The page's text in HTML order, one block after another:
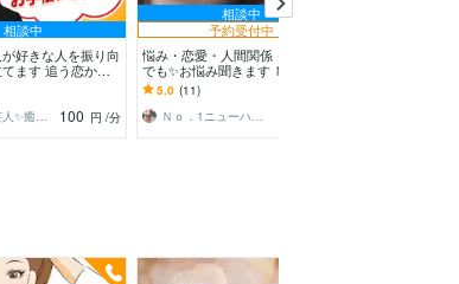
相談中
好きな人を振り向
ます 追う恋から
好きな人を本命に
室✨
元お笑い芸人✨癒しの傾聴者 多聞（たもん
100 円 /分
相談中
予約受付中
悩み・恋愛・人間関係・愚痴・何
でも✨お悩み聞きます Ｎｏ．1ニ
ューハーフがお手伝いします♡あ
なたに寄り添います✨
5.0 (11)
Ｎｏ．1ニューハーフとお話ししましょ♥